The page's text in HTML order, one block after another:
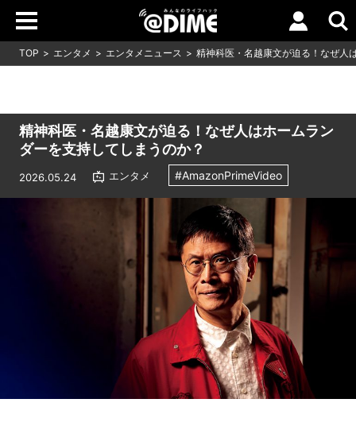
TOP エンタメ エンタメニュース 精神科医・名越康文が迫る！なぜ人
精神科医・名越康文が迫る！なぜ人はホームラン
ダーを支持してしまうのか？
2026.05.24 エンタメ #AmazonPrimeVideo